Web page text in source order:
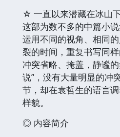
☆ 一直以来潜藏在冰山
这部为数不多的中篇小
运用不同的视角、相同
裂的时间，重复书写同
冲突省略、掩盖，静谧
说”，没有大量明显的冲
节，却在袁哲生的语言
样貌。
◎ 内容简介